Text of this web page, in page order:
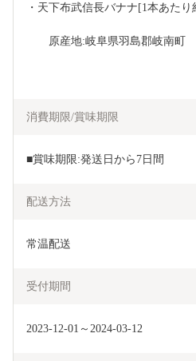
・天下布武信長バナナ[1本あたり
原産地:岐阜県羽島郡岐南町
消費期限/賞味期限
■賞味期限:発送日から7日間
配送方法
常温配送
受付期間
2023-12-01～2024-03-12